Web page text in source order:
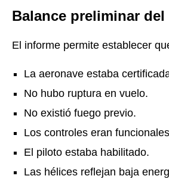
Balance preliminar del
El informe permite establecer
La aeronave estaba
No hubo ruptura en vuelo.
No existió fuego previo.
Los controles eran
El piloto estaba habilitado.
Las hélices reflejan baja